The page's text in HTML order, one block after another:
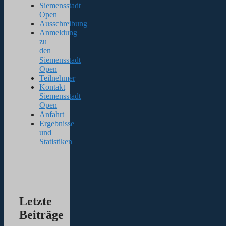
Siemensstadt
Open
Ausschreibung
Anmeldung
zu
den
Siemensstadt
Open
Teilnehmer
Kontakt
Siemensstadt
Open
Anfahrt
Ergebnisse
und
Statistiken
Letzte
Beiträge